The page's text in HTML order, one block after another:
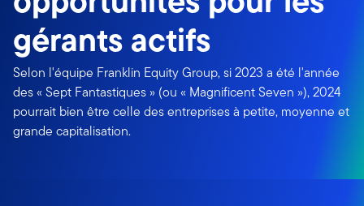
gérants actifs
Selon l'équipe Franklin Equity Group, si 2023 a été l'année
des « Sept Fantastiques » (ou « Magnificent Seven »), 2024
pourrait bien être celle des entreprises à petite, moyenne et
grande capitalisation.